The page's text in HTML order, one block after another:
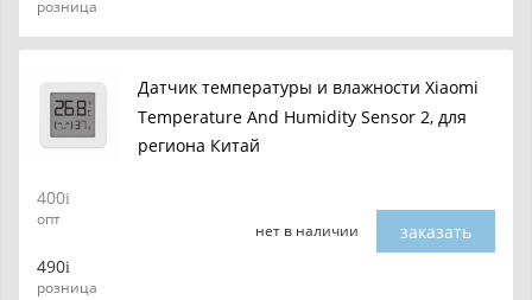
розница
Датчик температуры и влажности Xiaomi
Temperature And Humidity Sensor 2, для
региона Китай
400
опт
490
розница
нет в наличии заказать